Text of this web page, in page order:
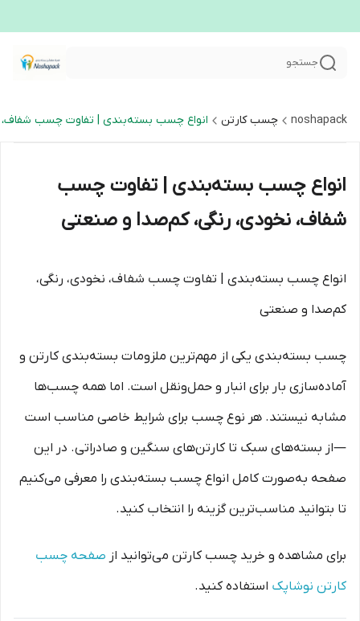
جستجو
noshapack چسب کارتن انواع چسب بسته‌بندی | تفاوت چسب شفاف،
انواع چسب بسته‌بندی | تفاوت چسب
شفاف، نخودی، رنگی، کم‌صدا و صنعتی
انواع چسب بسته‌بندی | تفاوت چسب شفاف، نخودی، رنگی،
کم‌صدا و صنعتی
چسب بسته‌بندی یکی از مهم‌ترین ملزومات بسته‌بندی کارتن و
آماده‌سازی بار برای انبار و حمل‌ونقل است. اما همه چسب‌ها
مشابه نیستند. هر نوع چسب برای شرایط خاصی مناسب است
—از بسته‌های سبک تا کارتن‌های سنگین و صادراتی. در این
صفحه به‌صورت کامل انواع چسب بسته‌بندی را معرفی می‌کنیم
تا بتوانید مناسب‌ترین گزینه را انتخاب کنید.
برای مشاهده و خرید چسب کارتن می‌توانید از صفحه چسب
کارتن نوشاپک استفاده کنید.